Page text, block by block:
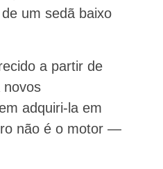
um sedã baixo
a partir de
novos
adquiri-la em
não é o motor —